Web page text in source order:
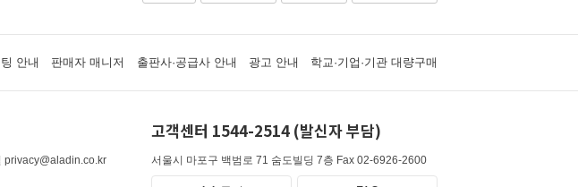
안내 판매자 매니저 출판사·공급사 안내 광고 안내 학교·기업·기관 대량구매
privacy@aladin.co.kr
고객센터 1544-2514 (발신자 부담)
서울시 마포구 백범로 71 숨도빌딩 7층 Fax 02-6926-2600